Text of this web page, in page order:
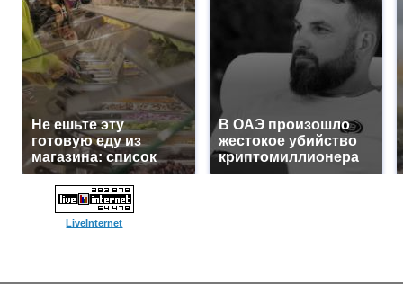
Не ешьте эту
готовую еду из
магазина: список
В ОАЭ произошло
жестокое убийство
криптомиллионера
LiveInternet